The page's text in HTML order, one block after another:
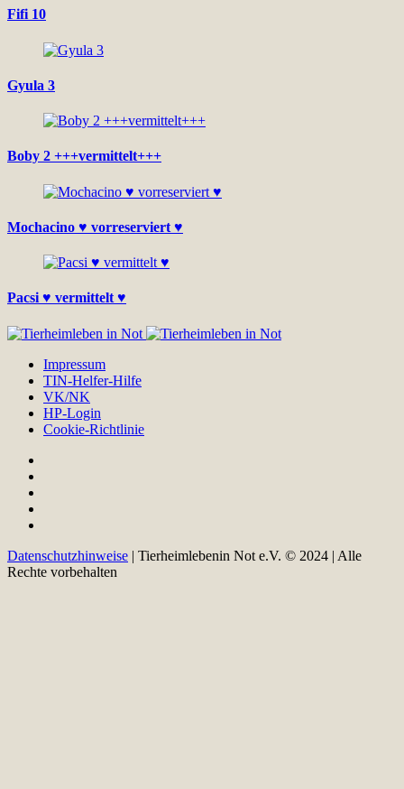
Fifi 10
Gyula 3
Boby 2 +++vermittelt+++
Mochacino ♥ vorreserviert ♥
Pacsi ♥ vermittelt ♥
Impressum
TIN-Helfer-Hilfe
VK/NK
HP-Login
Cookie-Richtlinie
Datenschutzhinweise | Tierheimlebenin Not e.V. © 2024 | Alle
Rechte vorbehalten